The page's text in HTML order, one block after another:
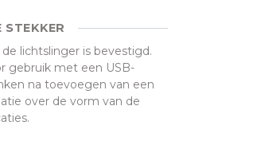
lichtslinger is bevestigd.
gebruik met een USB-
na toevoegen van een
over de vorm van de